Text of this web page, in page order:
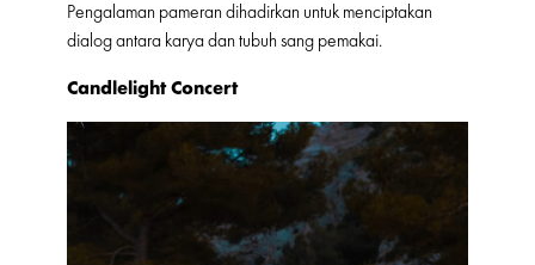
Pengalaman pameran dihadirkan untuk menciptakan
dialog antara karya dan tubuh sang pemakai.
Candlelight Concert